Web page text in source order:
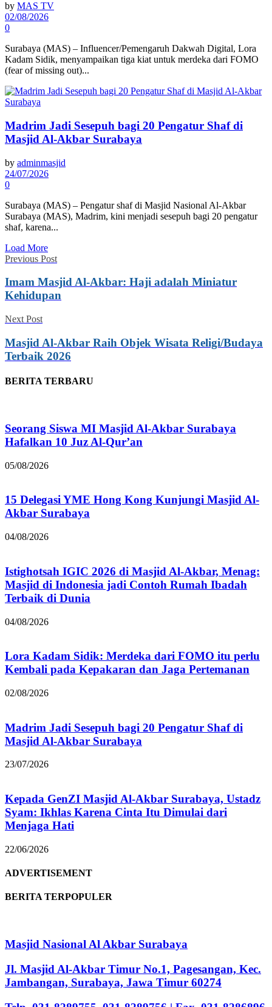
by MAS TV
02/08/2026
0
Surabaya (MAS) – Influencer/Pemengaruh Dakwah Digital, Lora
Kadam Sidik, menyampaikan tiga kiat untuk merdeka dari FOMO
(fear of missing out)...
Madrim Jadi Sesepuh bagi 20 Pengatur Shaf di
Masjid Al-Akbar Surabaya
by adminmasjid
24/07/2026
0
Surabaya (MAS) – Pengatur shaf di Masjid Nasional Al-Akbar
Surabaya (MAS), Madrim, kini menjadi sesepuh bagi 20 pengatur
shaf, karena...
Load More
Previous Post
Imam Masjid Al-Akbar: Haji adalah Miniatur
Kehidupan
Next Post
Masjid Al-Akbar Raih Objek Wisata Religi/Budaya
Terbaik 2026
BERITA TERBARU
Seorang Siswa MI Masjid Al-Akbar Surabaya
Hafalkan 10 Juz Al-Qur’an
05/08/2026
15 Delegasi YME Hong Kong Kunjungi Masjid Al-
Akbar Surabaya
04/08/2026
Istighotsah IGIC 2026 di Masjid Al-Akbar, Menag:
Masjid di Indonesia jadi Contoh Rumah Ibadah
Terbaik di Dunia
04/08/2026
Lora Kadam Sidik: Merdeka dari FOMO itu perlu
Kembali pada Kepakaran dan Jaga Pertemanan
02/08/2026
Madrim Jadi Sesepuh bagi 20 Pengatur Shaf di
Masjid Al-Akbar Surabaya
23/07/2026
Kepada GenZI Masjid Al-Akbar Surabaya, Ustadz
Syam: Ikhlas Karena Cinta Itu Dimulai dari
Menjaga Hati
22/06/2026
ADVERTISEMENT
BERITA TERPOPULER
Masjid Nasional Al Akbar Surabaya
Jl. Masjid Al-Akbar Timur No.1, Pagesangan, Kec.
Jambangan, Surabaya, Jawa Timur 60274